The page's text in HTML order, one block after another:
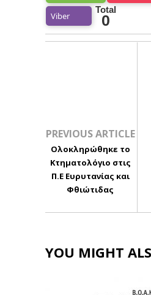
Viber
Total
0
PREVIOUS ARTICLE
Ολοκληρώθηκε το
Κτηματολόγιο στις
Π.Ε Ευρυτανίας και
Φθιώτιδας
YOU MIGHT